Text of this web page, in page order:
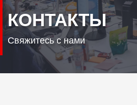
КОНТАКТЫ
Свяжитесь с нами